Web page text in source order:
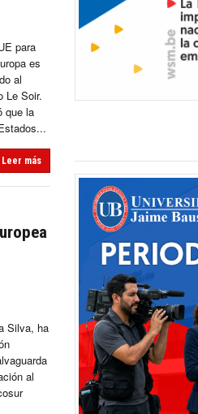
para
es
al
Le Soir.
que la
Leer más
Silva, ha
al